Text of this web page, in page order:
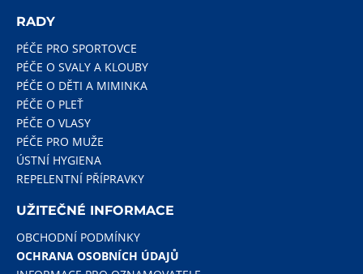
RADY
PÉČE PRO SPORTOVCE
PÉČE O SVALY A KLOUBY
PÉČE O DĚTI A MIMINKA
PÉČE O PLEŤ
PÉČE O VLASY
PÉČE PRO MUŽE
ÚSTNÍ HYGIENA
REPELENTNÍ PŘÍPRAVKY
UŽITEČNÉ INFORMACE
OBCHODNÍ PODMÍNKY
OCHRANA OSOBNÍCH ÚDAJŮ